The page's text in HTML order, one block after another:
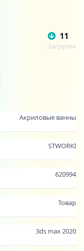
11
Загрузок
Акриловые ванны
STWORKI
620994
Товар
3ds max 2020